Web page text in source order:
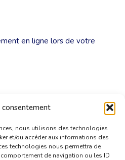
consentement
nous utilisons des technologies
et/ou accéder aux informations des
technologies nous permettra de
de navigation ou les ID
en ligne lors de votre